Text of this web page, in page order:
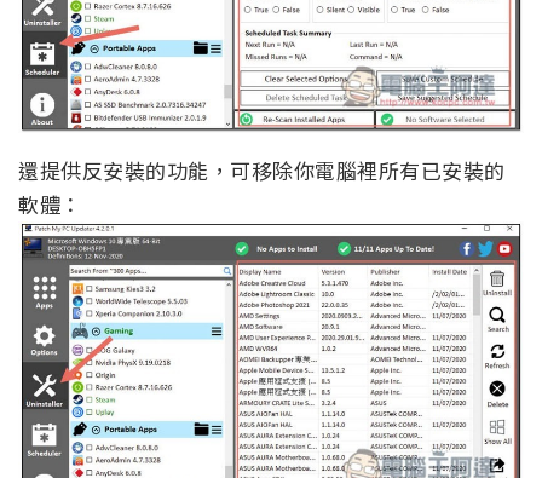
還提供反安裝的功能，可移除你電腦裡所有已安裝的
軟體：